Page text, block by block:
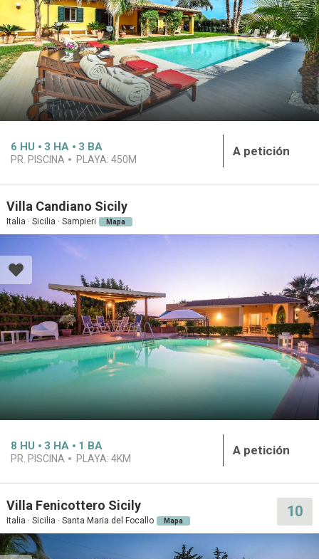
6 HU 3 HA 3 BA
PR. PISCINA PLAYA: 450M
A petición
Villa Candiano Sicily
Italia · Sicilia · Sampieri Mapa
8 HU 3 HA 1 BA
PR. PISCINA PLAYA: 4KM
A petición
Villa Fenicottero Sicily
Italia · Sicilia · Santa Maria del Focallo Mapa
10